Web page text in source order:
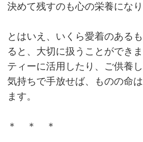
決めて残すのも心の栄養になり
とはいえ、いくら愛着のある
ると、大切に扱うことができ
ティーに活用したり、ご供養
気持ちで手放せば、ものの命
ます。
＊ ＊ ＊